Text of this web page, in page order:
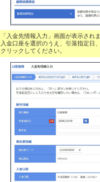
「入金先情報入力」画面が表示されま
入金口座を選択のうえ、引落指定日
クリックしてください。